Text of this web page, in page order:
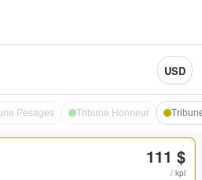
USD
Pesages Tribune Honneur
111 $
/ kpl